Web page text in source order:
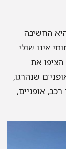
החשיבה
אינו שולי.
דו"חות ועדת התחבורה והבטיחות מ־2025 הציפו את
שנהרגו,
רכב, אופניים,